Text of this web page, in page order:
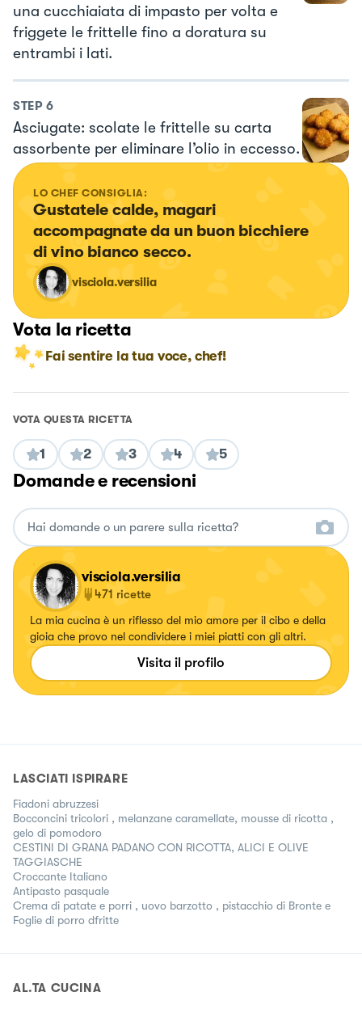
una cucchiaiata di impasto per volta e
friggete le frittelle fino a doratura su
entrambi i lati.
STEP 6
Asciugate: scolate le frittelle su carta
assorbente per eliminare l’olio in eccesso.
LO CHEF CONSIGLIA:
Gustatele calde, magari
accompagnate da un buon bicchiere
di vino bianco secco.
visciola.versilia
Vota la ricetta
Fai sentire la tua voce, chef!
VOTA QUESTA RICETTA
1 2 3 4 5
Domande e recensioni
visciola.versilia
471 ricette
La mia cucina è un riflesso del mio amore per il cibo e della
gioia che provo nel condividere i miei piatti con gli altri.
Visita il profilo
LASCIATI ISPIRARE
Fiadoni abruzzesi
Bocconcini tricolori , melanzane caramellate, mousse di ricotta ,
gelo di pomodoro
CESTINI DI GRANA PADANO CON RICOTTA, ALICI E OLIVE
TAGGIASCHE
Croccante Italiano
Antipasto pasquale
Crema di patate e porri , uovo barzotto , pistacchio di Bronte e
Foglie di porro dfritte
AL.TA CUCINA